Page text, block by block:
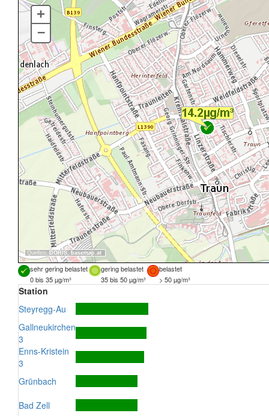
Quellen: DORIS, basemap.at
+
–
sehr gering belastet gering belastet
belastet
0 bis 35 µg/m³
35 bis 50 µg/m³ > 50 µg/m³
Station
Steyregg-Au
Gallneukirchen
3
Enns-Kristein
3
Grünbach
Bad Zell